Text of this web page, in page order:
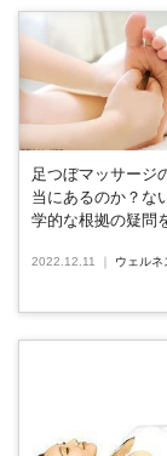
足つぼマッサージ
当にあるのか？な
学的な根拠の疑問
2022.12.11 ウェルネ